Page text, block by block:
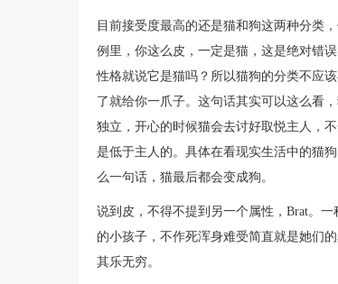
目前接受度最高的还是猫和狗这两种分类
例里，你这么皮，一定是猫，这是绝对错
性格就说它是猫吗？所以猫狗的分类不应
了就给你一爪子。这句话其实可以这么看
独立，开心的时候猫会去讨好取悦主人，
是低于主人的。具体在看现实生活中的猫
么一句话，猫最后都会变成狗。
说到皮，不得不提到另一个属性，Brat。
的小孩子，不作死浑身难受简直就是她们
其乐无穷。